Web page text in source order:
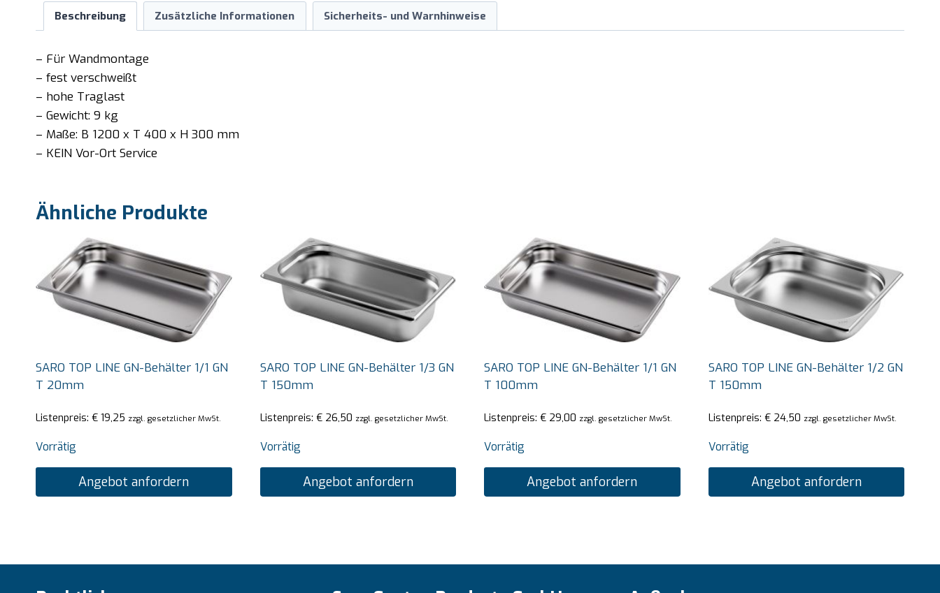
Beschreibung Zusätzliche Informationen Sicherheits- und Warnhinweise
– Für Wandmontage
– fest verschweißt
– hohe Traglast
– Gewicht: 9 kg
– Maße: B 1200 x T 400 x H 300 mm
– KEIN Vor-Ort Service
Ähnliche Produkte
SARO TOP LINE GN-Behälter 1/1 GN
T 20mm
Listenpreis: € 19,25 zzgl. gesetzlicher MwSt.
Vorrätig
Angebot anfordern
SARO TOP LINE GN-Behälter 1/3 GN
T 150mm
Listenpreis: €26,50 zzgl. gesetzlicher MwSt.
Vorrätig
Angebot anfordern
SARO TOP LINE GN-Behälter 1/1 GN
T 100mm
Listenpreis: € 29,00 zzgl. gesetzlicher MwSt.
Vorrätig
Angebot anfordern
SARO TOP LINE GN-Behälter 1/2 GN
T 150mm
Listenpreis: €24,50 zzgl. gesetzlicher MwSt.
Vorrätig
Angebot anfordern